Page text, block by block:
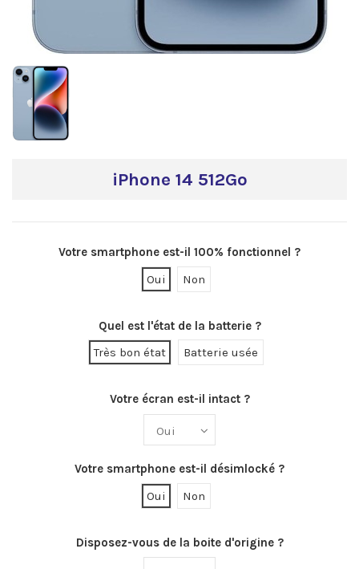
iPhone 14 512Go
Votre smartphone est-il 100% fonctionnel ?
Oui
Non
Quel est l'état de la batterie ?
Très bon état
Batterie usée
Votre écran est-il intact ?
Votre smartphone est-il désimlocké ?
Oui
Non
Disposez-vous de la boite d'origine ?